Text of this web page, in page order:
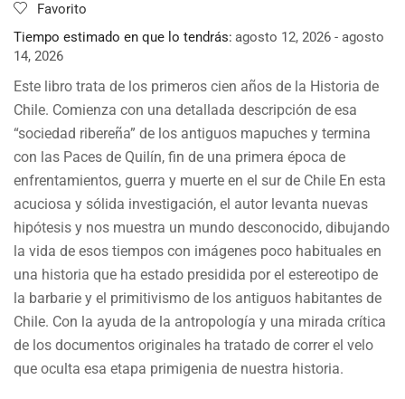
Favorito
Tiempo estimado en que lo tendrás: agosto 12, 2026 - agosto
14, 2026
Este libro trata de los primeros cien años de la Historia de
Chile. Comienza con una detallada descripción de esa
“sociedad ribereña” de los antiguos mapuches y termina
con las Paces de Quilín, fin de una primera época de
enfrentamientos, guerra y muerte en el sur de Chile En esta
acuciosa y sólida investigación, el autor levanta nuevas
hipótesis y nos muestra un mundo desconocido, dibujando
la vida de esos tiempos con imágenes poco habituales en
una historia que ha estado presidida por el estereotipo de
la barbarie y el primitivismo de los antiguos habitantes de
Chile. Con la ayuda de la antropología y una mirada crítica
de los documentos originales ha tratado de correr el velo
que oculta esa etapa primigenia de nuestra historia.